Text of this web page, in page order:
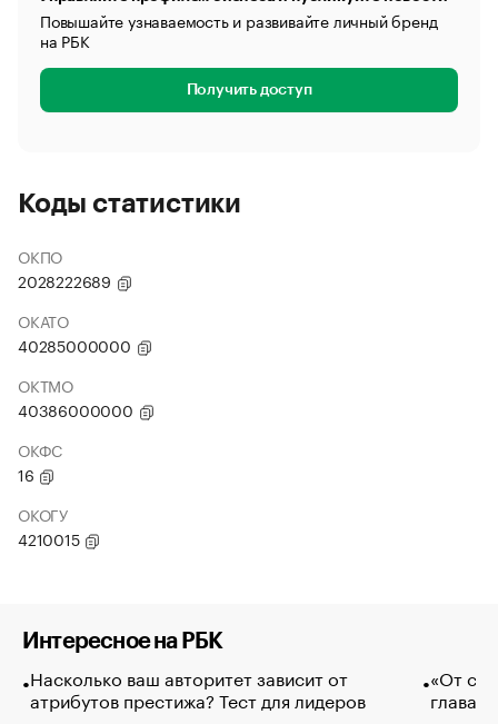
Повышайте узнаваемость и развивайте личный бренд
на РБК
Получить доступ
Коды статистики
ОКПО
2028222689
ОКАТО
40285000000
ОКТМО
40386000000
ОКФС
16
ОКОГУ
4210015
Интересное на РБК
Насколько ваш авторитет зависит от
атрибутов престижа? Тест для лидеров
«От
глава